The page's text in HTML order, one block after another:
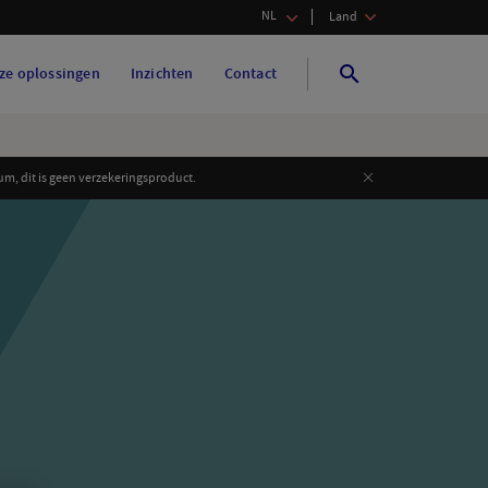
NL Land
oplossingen Inzichten Contact Search
dit is geen verzekeringsproduct. Close